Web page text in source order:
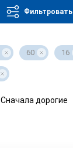
Фильтровать
60 16
Сначала дорогие